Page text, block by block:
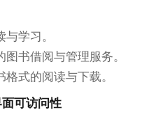
学习。
书借阅与管理服务。
式的阅读与下载。
可访问性